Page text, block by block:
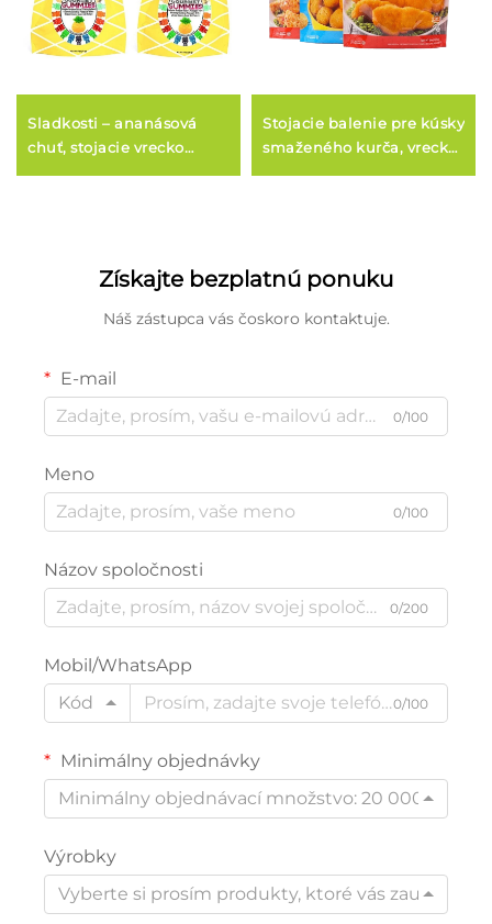
Sladkosti – ananásová
chuť, stojacie vrecko
Stojacie balenie pre kúsky
smaženého kurča, vrecko
Získajte bezplatnú ponuku
Náš zástupca vás čoskoro kontaktuje.
E-mail
0/100
Meno
0/100
Názov spoločnosti
0/200
Mobil/WhatsApp
Kód
0/100
Minimálny objednávky
Minimálny objednávací množstvo: 20 000
Výrobky
Vyberte si prosím produkty, ktoré vás zaujímajú